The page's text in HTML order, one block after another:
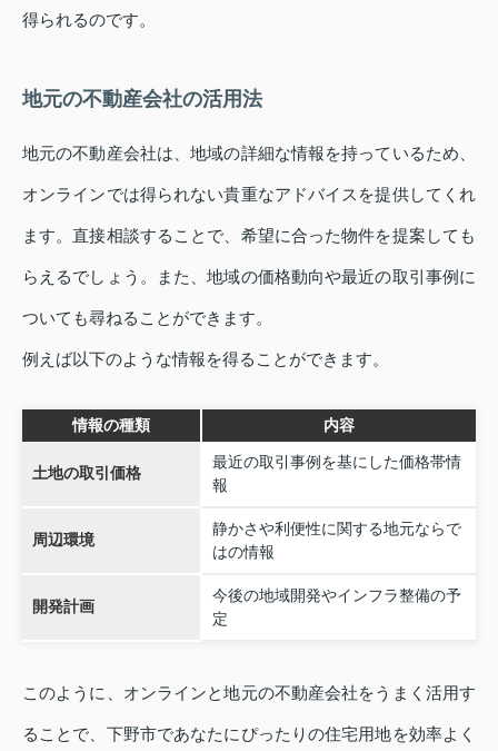
得られるのです。
地元の不動産会社の活用法
地元の不動産会社は、地域の詳細な情報を持っているため、
オンラインでは得られない貴重なアドバイスを提供してくれ
ます。直接相談することで、希望に合った物件を提案しても
らえるでしょう。また、地域の価格動向や最近の取引事例に
ついても尋ねることができます。
例えば以下のような情報を得ることができます。
情報の種類 内容
土地の取引価格
最近の取引事例を基にした価格帯情
報
周辺環境
静かさや利便性に関する地元ならで
はの情報
開発計画
今後の地域開発やインフラ整備の予
定
このように、オンラインと地元の不動産会社をうまく活用す
ることで、下野市であなたにぴったりの住宅用地を効率よく